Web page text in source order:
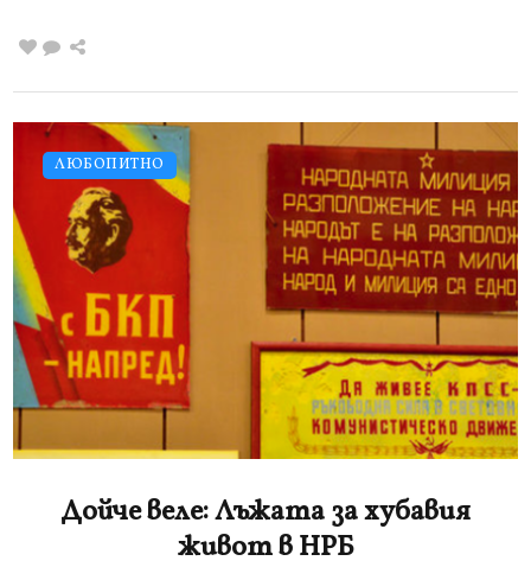
ЛЮБОПИТНО
Дойче веле: Лъжата за хубавия
живот в НРБ